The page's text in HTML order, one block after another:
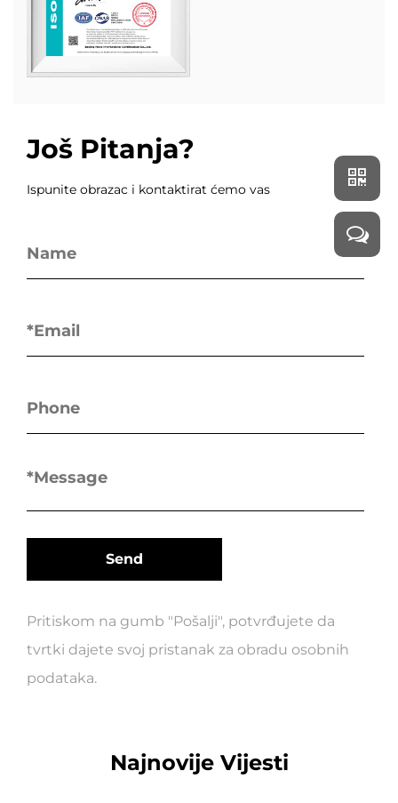
Još Pitanja?
Ispunite obrazac i kontaktirat ćemo vas
Pritiskom na gumb "Pošalji", potvrđujete da
tvrtki dajete svoj pristanak za obradu osobnih
podataka.
Najnovije Vijesti